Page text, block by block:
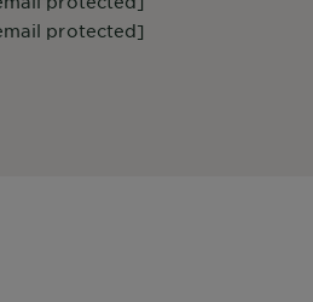
protected]